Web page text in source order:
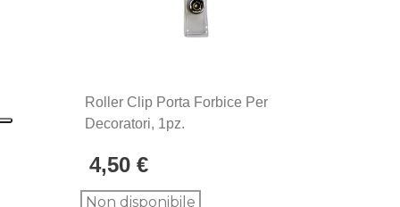
Roller Clip Porta Forbice Per
Decoratori, 1pz.
4,50 €
Non disponibile